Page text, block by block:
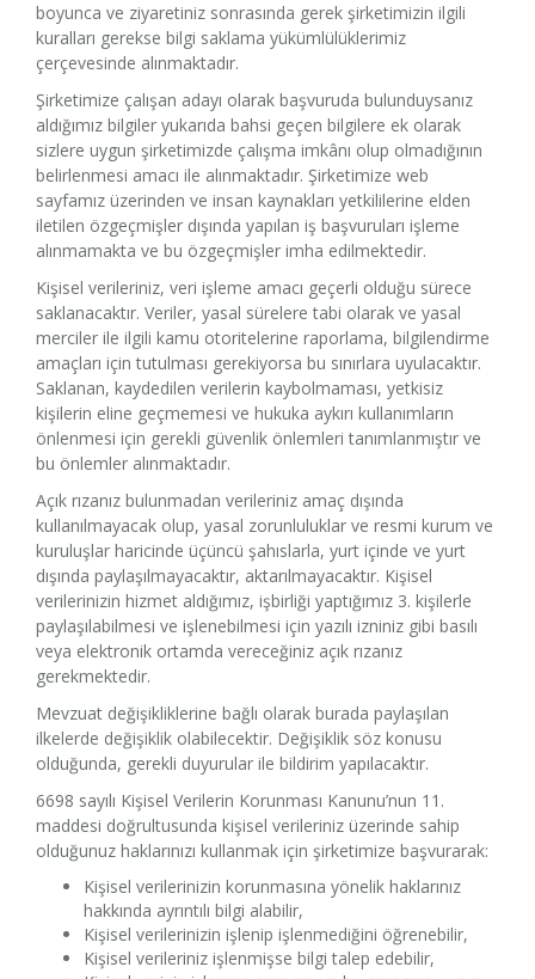
boyunca ve ziyaretiniz sonrasında gerek şirketimizin ilgili
kuralları gerekse bilgi saklama yükümlülüklerimiz
çerçevesinde alınmaktadır.
Şirketimize çalışan adayı olarak başvuruda bulunduysanız
aldığımız bilgiler yukarıda bahsi geçen bilgilere ek olarak
sizlere uygun şirketimizde çalışma imkânı olup olmadığının
belirlenmesi amacı ile alınmaktadır. Şirketimize web
sayfamız üzerinden ve insan kaynakları yetkililerine elden
iletilen özgeçmişler dışında yapılan iş başvuruları işleme
alınmamakta ve bu özgeçmişler imha edilmektedir.
Kişisel verileriniz, veri işleme amacı geçerli olduğu sürece
saklanacaktır. Veriler, yasal sürelere tabi olarak ve yasal
merciler ile ilgili kamu otoritelerine raporlama, bilgilendirme
amaçları için tutulması gerekiyorsa bu sınırlara uyulacaktır.
Saklanan, kaydedilen verilerin kaybolmaması, yetkisiz
kişilerin eline geçmemesi ve hukuka aykırı kullanımların
önlenmesi için gerekli güvenlik önlemleri tanımlanmıştır ve
bu önlemler alınmaktadır.
Açık rızanız bulunmadan verileriniz amaç dışında
kullanılmayacak olup, yasal zorunluluklar ve resmi kurum ve
kuruluşlar haricinde üçüncü şahıslarla, yurt içinde ve yurt
dışında paylaşılmayacaktır, aktarılmayacaktır. Kişisel
verilerinizin hizmet aldığımız, işbirliği yaptığımız 3. kişilerle
paylaşılabilmesi ve işlenebilmesi için yazılı izniniz gibi basılı
veya elektronik ortamda vereceğiniz açık rızanız
gerekmektedir.
Mevzuat değişikliklerine bağlı olarak burada paylaşılan
ilkelerde değişiklik olabilecektir. Değişiklik söz konusu
olduğunda, gerekli duyurular ile bildirim yapılacaktır.
6698 sayılı Kişisel Verilerin Korunması Kanunu’nun 11.
maddesi doğrultusunda kişisel verileriniz üzerinde sahip
olduğunuz haklarınızı kullanmak için şirketimize başvurarak:
Kişisel verilerinizin korunmasına yönelik haklarınız
hakkında ayrıntılı bilgi alabilir,
Kişisel verilerinizin işlenip işlenmediğini öğrenebilir,
Kişisel verileriniz işlenmişse bilgi talep edebilir,